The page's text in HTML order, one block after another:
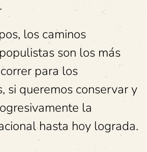
los caminos
son los más
para los
si queremos conservar y
la
hasta hoy lograda.